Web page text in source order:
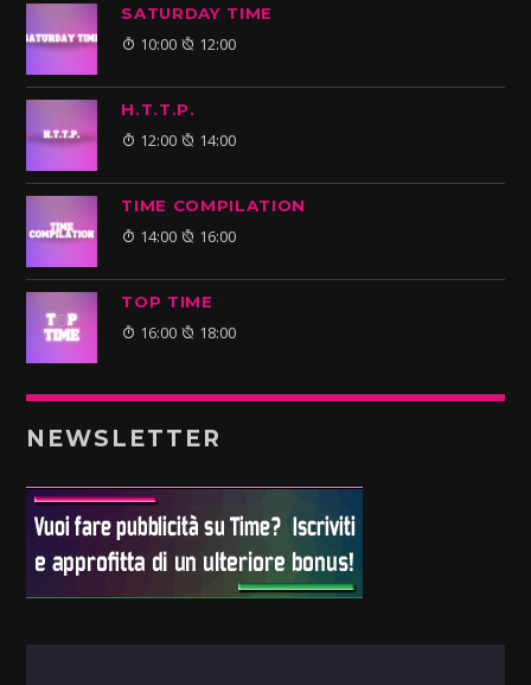
SATURDAY TIME
10:00 12:00
H.T.T.P.
12:00 14:00
TIME COMPILATION
14:00 16:00
TOP TIME
16:00 18:00
NEWSLETTER